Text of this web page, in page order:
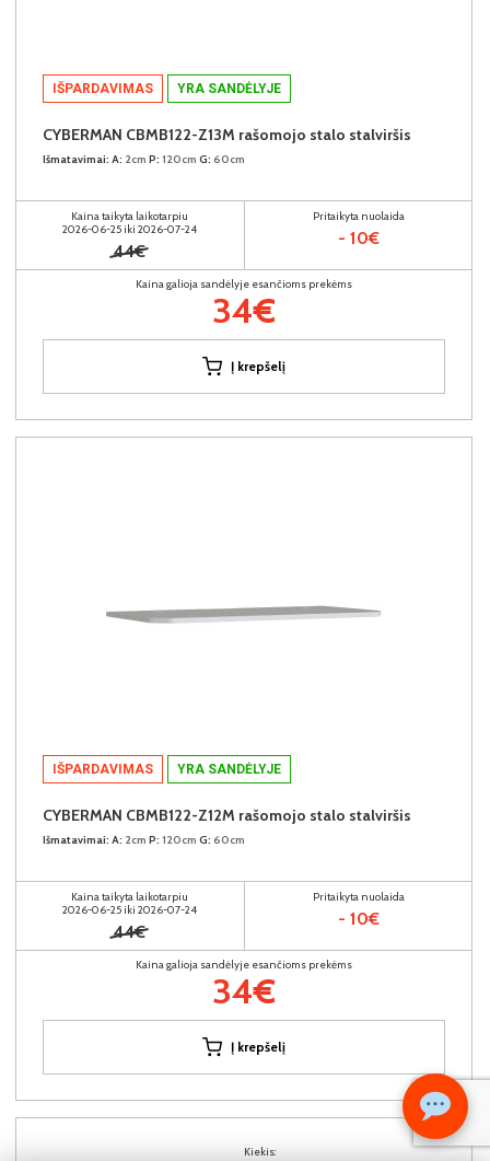
Kiekis:
IŠPARDAVIMAS YRA SANDĖLYJE
CYBERMAN CBMB122-Z13M rašomojo stalo stalviršis
Išmatavimai: A: 2cm P: 120cm G: 60cm
Kaina taikyta laikotarpiu
2026-06-25 iki 2026-07-24
44€
Pritaikyta nuolaida
- 10€
Kaina galioja sandėlyje esančioms prekėms
34€
Į krepšelį
IŠPARDAVIMAS YRA SANDĖLYJE
CYBERMAN CBMB122-Z12M rašomojo stalo stalviršis
Išmatavimai: A: 2cm P: 120cm G: 60cm
Kaina taikyta laikotarpiu
2026-06-25 iki 2026-07-24
44€
Pritaikyta nuolaida
- 10€
Kaina galioja sandėlyje esančioms prekėms
34€
Į krepšelį